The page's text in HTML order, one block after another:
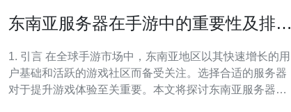
东南亚服务器在手游中的重要性及排名
1. 引言 在全球手游市场中，东南亚地区以其快速增长的用
户基础和活跃的游戏社区而备受关注。选择合适的服务器
对于提升游戏体验至关重要。本文将探讨东南亚服务器在